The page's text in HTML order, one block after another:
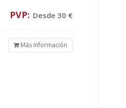
PVP: Desde 30 €
Más Información